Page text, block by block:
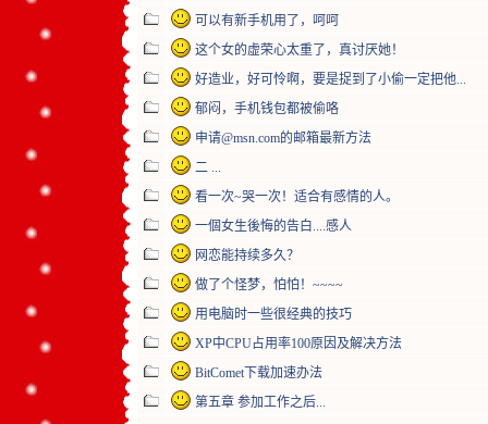
可以有新手机用了，呵呵
这个女的虚荣心太重了，真讨厌她！
好造业，好可怜啊，要是捉到了小偷一定把他...
郁闷，手机钱包都被偷咯
申请@msn.com的邮箱最新方法
二 ...
看一次~哭一次！适合有感情的人。
一個女生後悔的告白....感人
网恋能持续多久？
做了个怪梦，怕怕！~~~~
用电脑时一些很经典的技巧
XP中CPU占用率100原因及解决方法
BitComet下载加速办法
第五章 参加工作之后...